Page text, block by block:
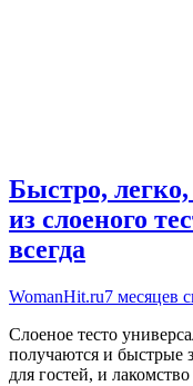
Быстро,
из слоеного
всегда
WomanHit.ru7 месяцев
Слоеное тесто
получаются и быстрые
для гостей, и